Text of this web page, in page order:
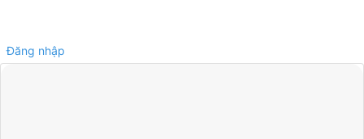
Đăng nhập